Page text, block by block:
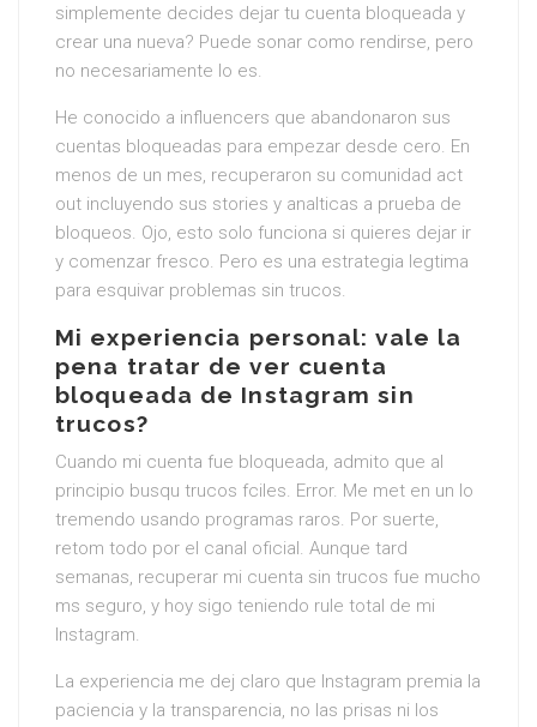
simplemente decides dejar tu cuenta bloqueada y
crear una nueva? Puede sonar como rendirse, pero
no necesariamente lo es.
He conocido a influencers que abandonaron sus
cuentas bloqueadas para empezar desde cero. En
menos de un mes, recuperaron su comunidad act
out incluyendo sus stories y analticas a prueba de
bloqueos. Ojo, esto solo funciona si quieres dejar ir
y comenzar fresco. Pero es una estrategia legtima
para esquivar problemas sin trucos.
Mi experiencia personal: vale la
pena tratar de ver cuenta
bloqueada de Instagram sin
trucos?
Cuando mi cuenta fue bloqueada, admito que al
principio busqu trucos fciles. Error. Me met en un lo
tremendo usando programas raros. Por suerte,
retom todo por el canal oficial. Aunque tard
semanas, recuperar mi cuenta sin trucos fue mucho
ms seguro, y hoy sigo teniendo rule total de mi
Instagram.
La experiencia me dej claro que Instagram premia la
paciencia y la transparencia, no las prisas ni los